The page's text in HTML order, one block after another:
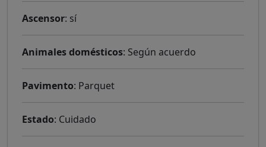
Ascensor: sí
Animales domésticos: Según acuerdo
Pavimento: Parquet
Estado: Cuidado